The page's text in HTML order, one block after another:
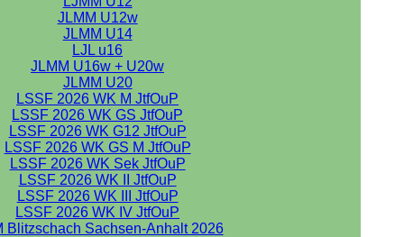
JLMM U12w
JLMM U14
LJL u16
JLMM U16w + U20w
JLMM U20
LSSF 2026 WK M JtfOuP
LSSF 2026 WK GS JtfOuP
LSSF 2026 WK G12 JtfOuP
LSSF 2026 WK GS M JtfOuP
LSSF 2026 WK Sek JtfOuP
LSSF 2026 WK II JtfOuP
LSSF 2026 WK III JtfOuP
LSSF 2026 WK IV JtfOuP
Blitzschach Sachsen-Anhalt 2026